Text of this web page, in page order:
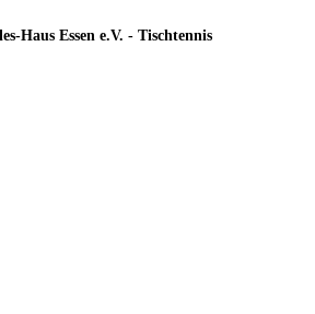
Haus Essen e.V. - Tischtennis